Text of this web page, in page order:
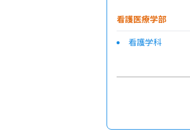
看護医療学部
看護学科